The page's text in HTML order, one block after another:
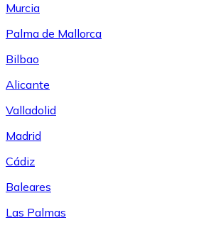
Murcia
Palma de Mallorca
Bilbao
Alicante
Valladolid
Madrid
Cádiz
Baleares
Las Palmas